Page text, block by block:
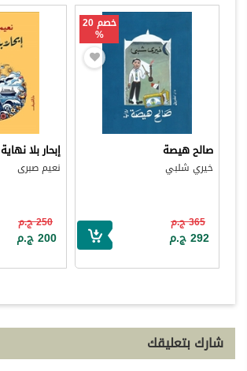
خصم 20
%
صالح هيصة
خيري شلبي
365 ج.م
292 ج.م
إبحار بلا نهاية
نعيم صبرى
250 ج.م
200 ج.م
شارك بتعليقك